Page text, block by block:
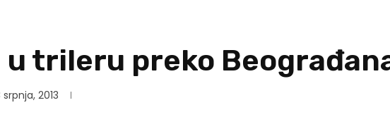
trileru preko
srpnja, 2013